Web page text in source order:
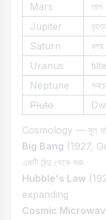
Mars
Jupiter
Saturn
Uranus
Neptune
Pluto
Cosmology — মূল
Big Bang (1927,
একটি বিন্দু থেকে শুরু
Hubble's Law
expanding
Cosmic